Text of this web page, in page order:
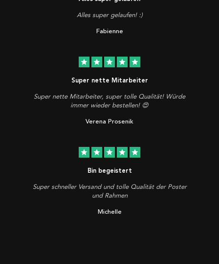
Alles super gelaufen! :)
Fabienne
star star star star star
Super nette Mitarbeiter
Super nette Mitarbeiter, super tolle Qualität! Würde
immer wieder bestellen! 😍
Verena Prosenik
star star star star star
Bin begeistert
Super schneller Versand und tolle Qualität der Poster
und Rahmen
Michelle